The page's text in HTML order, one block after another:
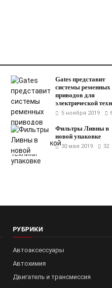
Gates представит
системы ременных
приводов для
электрической
5 ноября 2019
Фильтры Ливны в
новой упаковке
30 мая 2019 32
РУБРИКИ
Автоаксессуары
Автохимия
Двигатель и трансмиссия